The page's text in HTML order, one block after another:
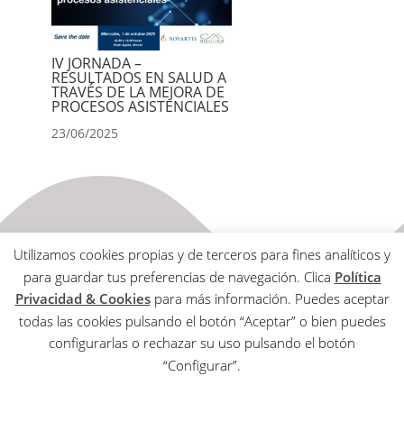
IV JORNADA –
RESULTADOS EN SALUD A
TRAVÉS DE LA MEJORA DE
PROCESOS ASISTENCIALES
23/06/2025
Aviso Legal
Política de Privacidad & Cookies
Utilizamos cookies propias y de terceros para fines analíticos y
para guardar tus preferencias de navegación. Clica Política
Privacidad & Cookiespara más información. Puedes aceptar
todas las cookies pulsando el botón “Aceptar” o bien puedes
configurarlas o rechazar su uso pulsando el botón
“Configurar”.